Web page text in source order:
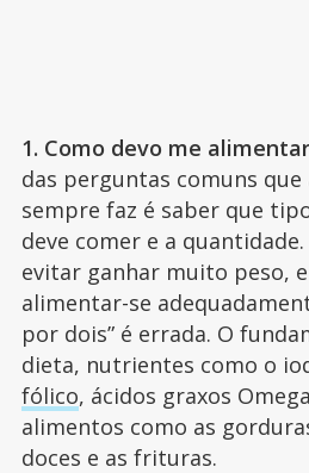
1. Como devo me
das perguntas comuns
sempre faz é saber que
deve comer e a
evitar ganhar muito peso,
alimentar-se
por dois” é errada. O
dieta, nutrientes como o
fólico, ácidos graxos
alimentos como as
doces e as frituras.